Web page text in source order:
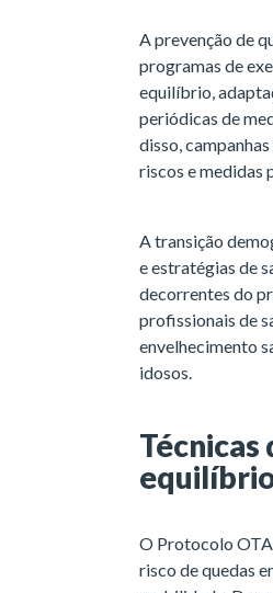
A prevenção de
programas de
equilíbrio,
periódicas de
disso,
riscos e medidas
A transição
e estratégias de
decorrentes do
profissionais de
envelhecimento
idosos.
O Protocolo
risco de quedas